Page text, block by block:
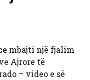
mbajti një fjalim
Ajrore të
– video e së